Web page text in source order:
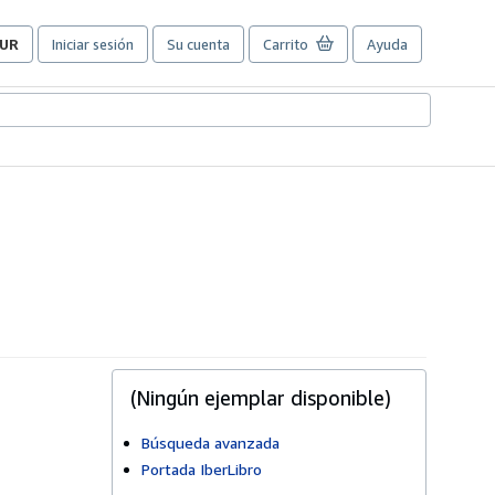
Iniciar sesión Su cuenta Carrito Ayuda
(Ningún ejemplar disponible)
Búsqueda avanzada
Portada IberLibro